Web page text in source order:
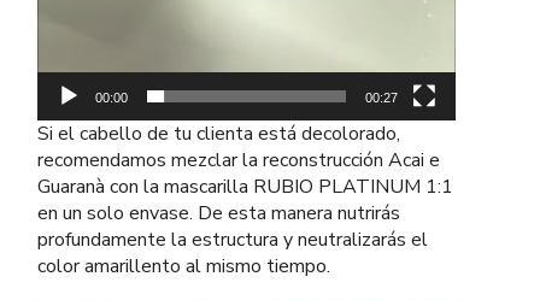
00:00 00:27
Si el cabello de tu clienta está decolorado,
recomendamos mezclar la reconstrucción Acai e
Guaranà con la mascarilla RUBIO PLATINUM 1:1
en un solo envase. De esta manera nutrirás
profundamente la estructura y neutralizarás el
color amarillento al mismo tiempo.